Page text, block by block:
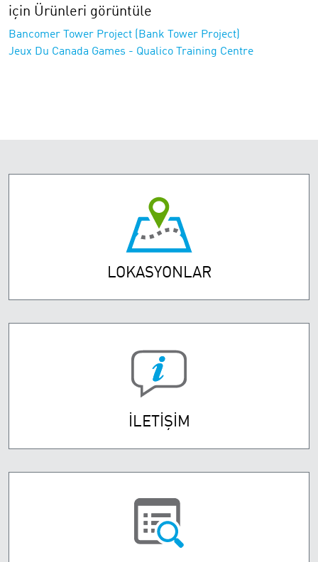
için Ürünleri görüntüle
Bancomer Tower Project (Bank Tower Project)
Jeux Du Canada Games - Qualico Training Centre
LOKASYONLAR
İLETİŞİM